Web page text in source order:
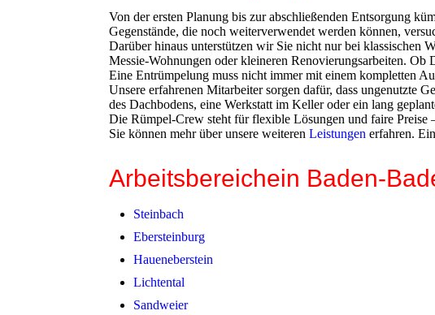
Von der ersten Planung bis zur abschließenden Entsorgung
Gegenstände, die noch weiterverwendet werden können,
Darüber hinaus unterstützen wir Sie nicht nur bei klassischen
Messie-Wohnungen oder kleineren Renovierungsarbeiten.
Eine Entrümpelung muss nicht immer mit einem kompletten
Unsere erfahrenen Mitarbeiter sorgen dafür, dass ungenutzte
des Dachbodens, eine Werkstatt im Keller oder ein lang
Die Rümpel-Crew steht für flexible Lösungen und faire
Sie können mehr über unsere weiterenLeistungen erfahren.
Arbeitsbereichein Baden-
Steinbach
Ebersteinburg
Haueneberstein
Lichtental
Sandweier